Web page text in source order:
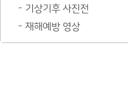
기상기후 사진전
재해예방 영상